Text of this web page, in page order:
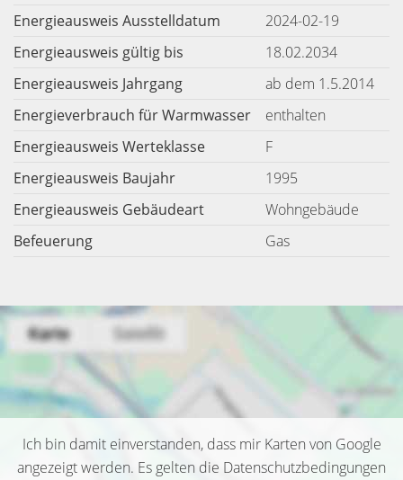
Energieausweis Ausstelldatum
2024-02-19
Energieausweis gültig bis
18.02.2034
Energieausweis Jahrgang
ab dem 1.5.2014
Energieverbrauch für Warmwasser
enthalten
Energieausweis Werteklasse
F
Energieausweis Baujahr
1995
Energieausweis Gebäudeart
Wohngebäude
Befeuerung
Gas
Ich bin damit einverstanden, dass mir Karten von Google
angezeigt werden. Es gelten die Datenschutzbedingungen